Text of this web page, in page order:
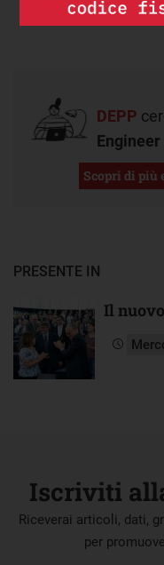
DEPP
Engineer
Scopri di più
PRESENTE IN
Il
Iscriviti
Riceverai articoli, dati,
per